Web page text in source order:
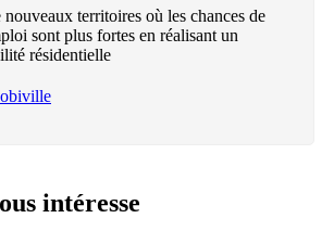
territoires où les chances de
sont plus fortes en réalisant un
résidentielle
intéresse